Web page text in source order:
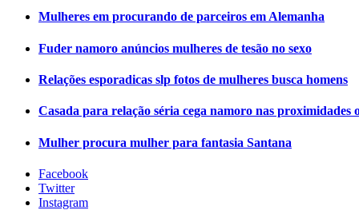
Mulheres em procurando de parceiros em Alemanha
Fuder namoro anúncios mulheres de tesão no sexo
Relações esporadicas slp fotos de mulheres busca homens
Casada para relação séria cega namoro nas proximidades
Mulher procura mulher para fantasia Santana
Facebook
Twitter
Instagram